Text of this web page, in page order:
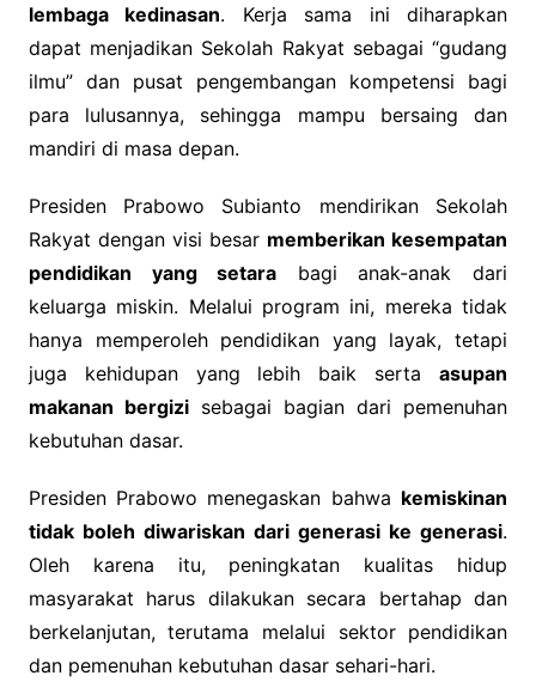
lembaga kedinasan. Kerja sama ini diharapkan
dapat menjadikan Sekolah Rakyat sebagai “gudang
ilmu” dan pusat pengembangan kompetensi bagi
para lulusannya, sehingga mampu bersaing dan
mandiri di masa depan.
Presiden Prabowo Subianto mendirikan Sekolah
Rakyat dengan visi besar memberikan kesempatan
pendidikan yang setara bagi anak-anak dari
keluarga miskin. Melalui program ini, mereka tidak
hanya memperoleh pendidikan yang layak, tetapi
juga kehidupan yang lebih baik sertaasupan
makanan bergizisebagai bagian dari pemenuhan
kebutuhan dasar.
Presiden Prabowo menegaskan bahwa kemiskinan
tidak boleh diwariskan dari generasi ke generasi.
Oleh karena itu, peningkatan kualitas hidup
masyarakat harus dilakukan secara bertahap dan
berkelanjutan, terutama melalui sektor pendidikan
dan pemenuhan kebutuhan dasar sehari-hari.